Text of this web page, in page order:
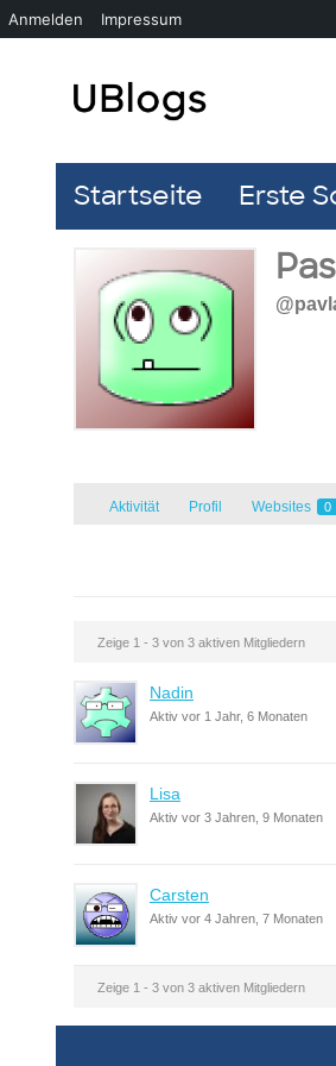
Startseite Erste
Aktivität Profil Websites 0
Zeige 1 - 3 von 3 aktiven Mitgliedern
Nadin
Aktiv vor 1 Jahr, 6 Monaten
Lisa
Aktiv vor 3 Jahren, 9 Monaten
Carsten
Aktiv vor 4 Jahren, 7 Monaten
Zeige 1 - 3 von 3 aktiven Mitgliedern
Anmelden Impressum